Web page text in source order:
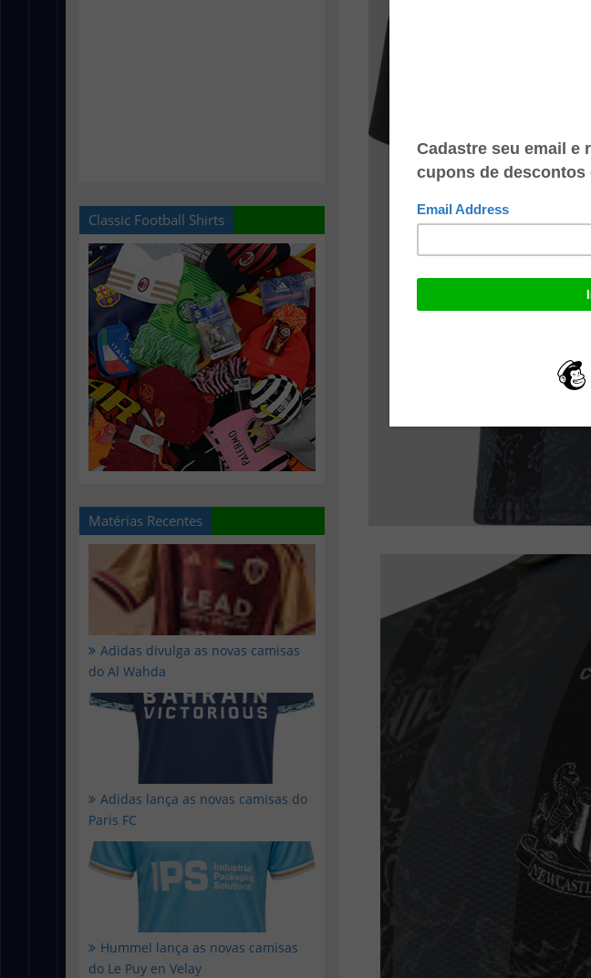
Classic Football Shirts
Matérias Recentes
Adidas divulga as novas camisas
do Al Wahda
Adidas lança as novas camisas do
Paris FC
Hummel lança as novas camisas
do Le Puy en Velay